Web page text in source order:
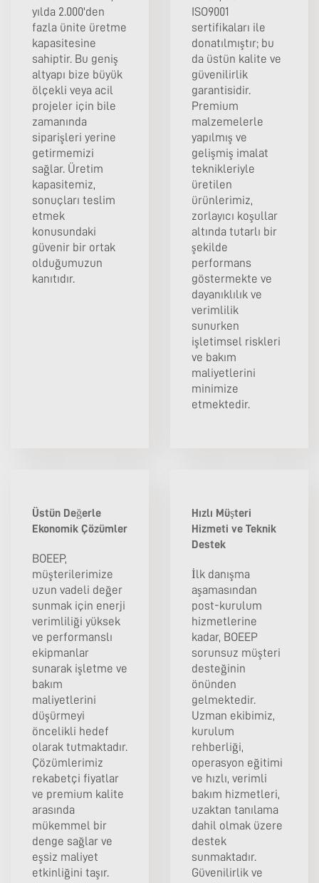
yılda 2.000'den
fazla ünite üretme
kapasitesine
sahiptir. Bu geniş
altyapı bize büyük
ölçekli veya acil
projeler için bile
zamanında
siparişleri yerine
getirmemizi
sağlar. Üretim
kapasitemiz,
sonuçları teslim
etmek
konusundaki
güvenir bir ortak
olduğumuzun
kanıtıdır.
ISO9001
sertifikaları ile
donatılmıştır; bu
da üstün kalite ve
güvenilirlik
garantisidir.
Premium
malzemelerle
yapılmış ve
gelişmiş imalat
teknikleriyle
üretilen
ürünlerimiz,
zorlayıcı koşullar
altında tutarlı bir
şekilde
performans
göstermekte ve
dayanıklılık ve
verimlilik
sunurken
işletimsel riskleri
ve bakım
maliyetlerini
minimize
etmektedir.
Üstün Değerle
Ekonomik Çözümler
BOEEP,
müşterilerimize
uzun vadeli değer
sunmak için enerji
verimliliği yüksek
ve performanslı
ekipmanlar
sunarak işletme ve
bakım
maliyetlerini
düşürmeyi
öncelikli hedef
olarak tutmaktadır.
Çözümlerimiz
rekabetçi fiyatlar
ve premium kalite
arasında
mükemmel bir
denge sağlar ve
eşsiz maliyet
etkinliğini taşır.
Hızlı Müşteri
Hizmeti ve Teknik
Destek
İlk danışma
aşamasından
post-kurulum
hizmetlerine
kadar, BOEEP
sorunsuz müşteri
desteğinin
önünden
gelmektedir.
Uzman ekibimiz,
kurulum
rehberliği,
operasyon eğitimi
ve hızlı, verimli
bakım hizmetleri,
uzaktan tanılama
dahil olmak üzere
destek
sunmaktadır.
Güvenilirlik ve